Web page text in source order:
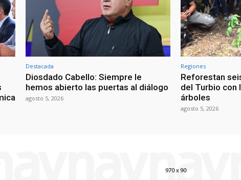
Destacada
Diosdado Cabello: Siempre le
hemos abierto las puertas al diálogo
agosto 5, 2026
Regiones
Reforestan
del Turbio con
árboles
agosto 5, 2026